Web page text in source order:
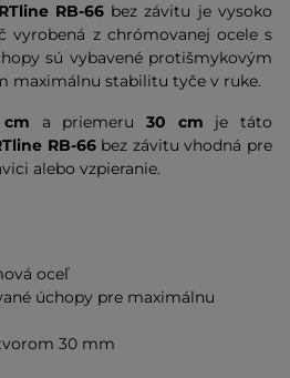
RB-66bez závitu je vysoko
vyrobená z chrómovanej ocele s
sú vybavené protišmykovým
maximálnu stabilitu tyče v ruke.
cm a priemeru 30 cm je táto
RB-66bez závitu vhodná pre
alebo vzpieranie.
oceľ
úchopy pre maximálnu
30 mm